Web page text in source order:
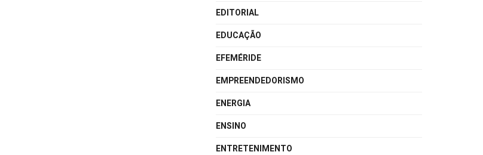
EDITORIAL
EDUCAÇÃO
EFEMÉRIDE
EMPREENDEDORISMO
ENERGIA
ENSINO
ENTRETENIMENTO